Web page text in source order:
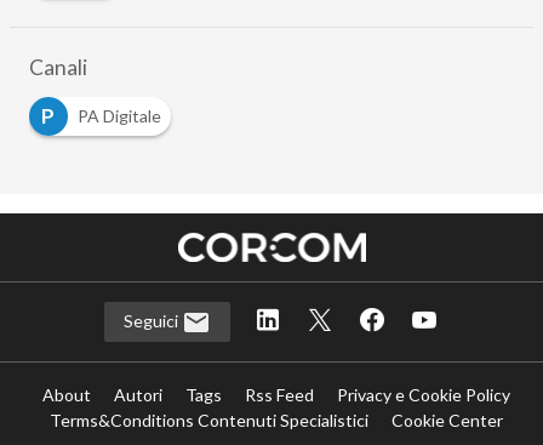
Canali
P
PA Digitale
Seguici
About Autori Tags Rss Feed
Privacy e Cookie Policy
Terms&Conditions Contenuti Specialistici
Cookie Center